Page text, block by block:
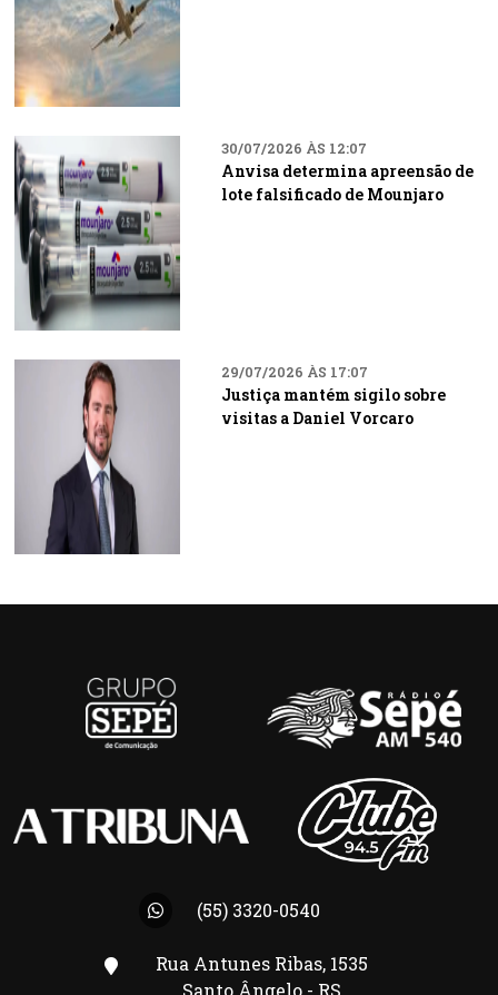
30/07/2026 ÀS 12:07
Anvisa determina apreensão de
lote falsificado de Mounjaro
29/07/2026 ÀS 17:07
Justiça mantém sigilo sobre
visitas a Daniel Vorcaro
(55) 3320-0540
Rua Antunes Ribas, 1535